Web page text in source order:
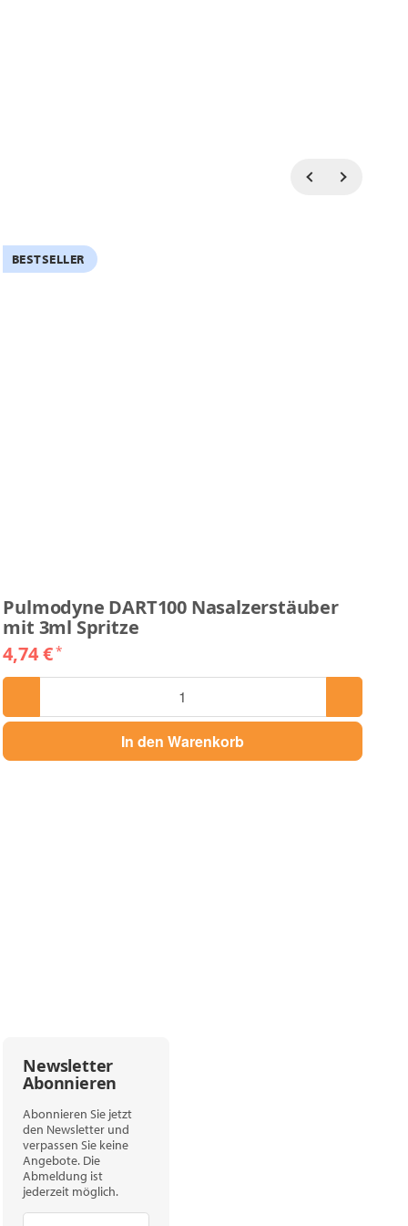
BESTSELLER
Pulmodyne DART100 Nasalzerstäuber
mit 3ml Spritze
4,74 €*
In den Warenkorb
Newsletter
Abonnieren
Abonnieren Sie jetzt
den Newsletter und
verpassen Sie keine
Angebote. Die
Abmeldung ist
jederzeit möglich.
Newsletter Abonnieren